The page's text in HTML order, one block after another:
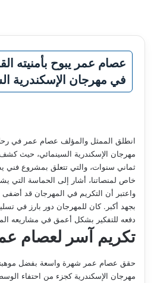
عصام عمر يبوح بأمنيته
في مهرجان الإسكندرية
انطلق الممثل والمؤلف عصام عمر في
مهرجان الإسكندرية السينمائي، حيث كشف
ثماني سنوات، والتي تتعلق بمشروع فني
خاص لمنصاتنا، أشار إلى الحماسة التي
واعتبر أن التكريم في المهرجان قد أضفى
بجهد أكبر. كان للمهرجان دور بارز في
دفعه للتفكير بشكل أعمق في مشاريعه
تكريم آسر لعصام
حقق عصام عمر شهرة واسعة بفضل
مهرجان الإسكندرية كجزء من احتفاء